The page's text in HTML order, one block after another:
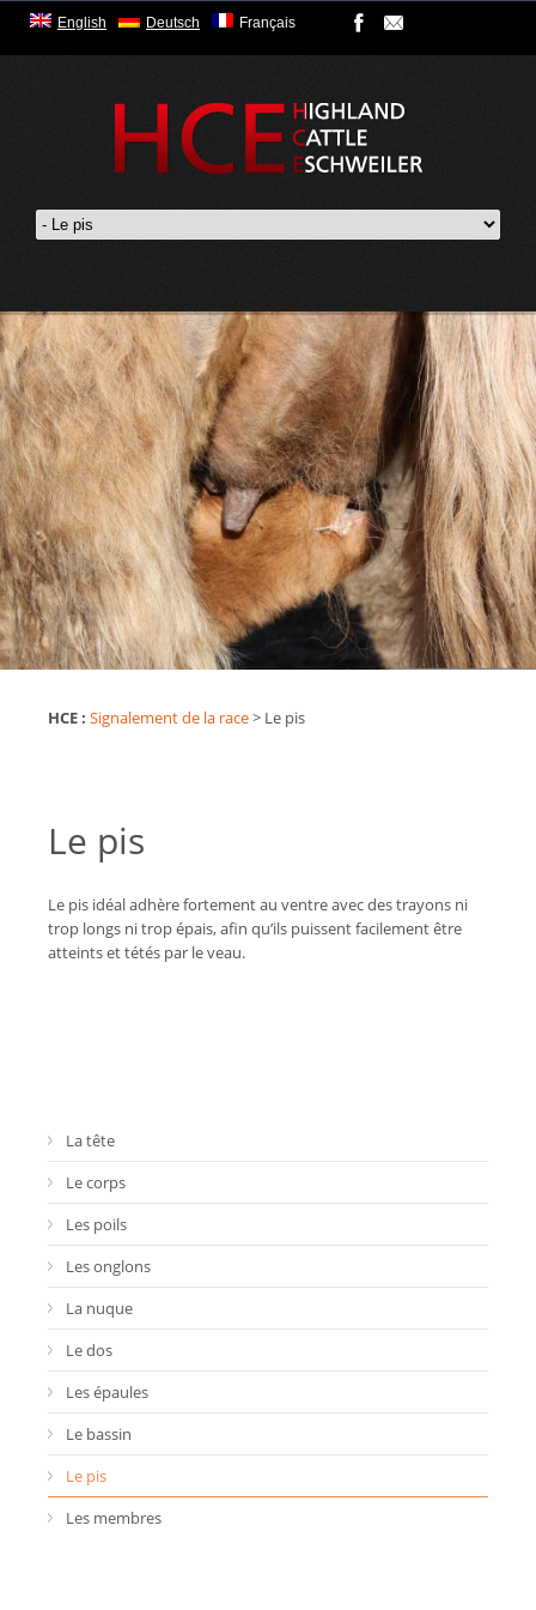
English Deutsch Français
HCE : Signalement de la race> Le pis
Le pis
Le pis idéal adhère fortement au ventre avec des trayons ni
trop longs ni trop épais, afin qu’ils puissent facilement être
atteints et tétés par le veau.
La tête
Le corps
Les poils
Les onglons
La nuque
Le dos
Les épaules
Le bassin
Le pis
Les membres